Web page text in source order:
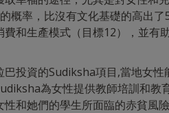
概率，比沒有文化基礎的高出
和生產模式（目標12），並有
投資的Sudiksha項目,當地女性
為女性提供教師培訓和教
和她們的學生所面臨的赤貧風險